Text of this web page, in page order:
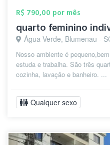
R$ 790,00 por mês
quarto feminino
Água Verde, Blumenau -
Nosso ambiente é
estuda e trabalha. São três
cozinha, lavação e banheiro. ...
Qualquer sexo